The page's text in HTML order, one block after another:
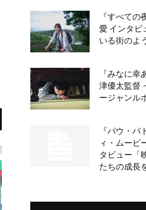
『すべての
愛 インタビ
いる街のよ
『みなに
津優太監督
ージャンル
『パウ・パ
ィ・ムービ
タビュー「
たちの成長